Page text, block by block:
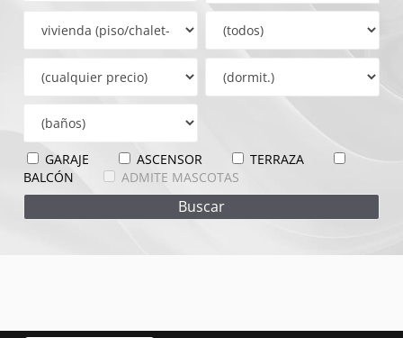
GARAJE ASCENSOR
TERRAZA
BALCÓN
ADMITE MASCOTAS